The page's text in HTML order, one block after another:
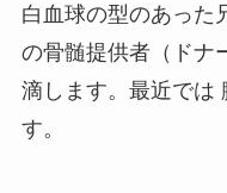
白血球の型のあった
の骨髄提供者（ドナ
滴します。最近では
す。